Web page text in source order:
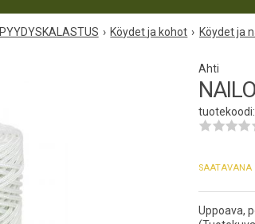
PYYDYSKALASTUS Köydet ja kohot Köydet ja
Ahti
tuotekoodi:
SAATAVANA
Uppoava,